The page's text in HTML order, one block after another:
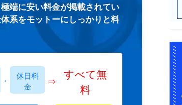
端に安い料金が掲載されてい
系をモットーにしっかりと料
・
休日料
金
⇒
すべて無
料